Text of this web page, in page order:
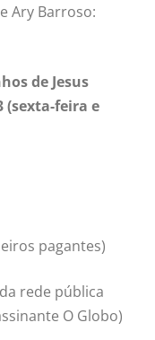
Ary Barroso:
de Jesus
(sexta-feira e
pagantes)
rede pública
O Globo)